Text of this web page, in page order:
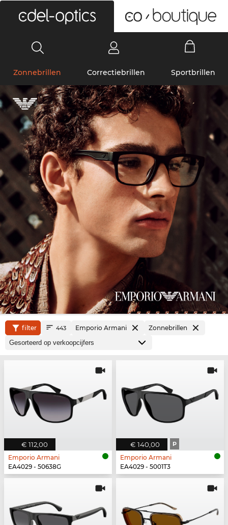
Zonnebrillen Correctiebrillen Sportbrillen
filter 443 Emporio Armani Zonnebrillen
€ 112,00
Emporio Armani
EA4029 - 50638G
€ 140,00 P
Emporio Armani
EA4029 - 5001T3